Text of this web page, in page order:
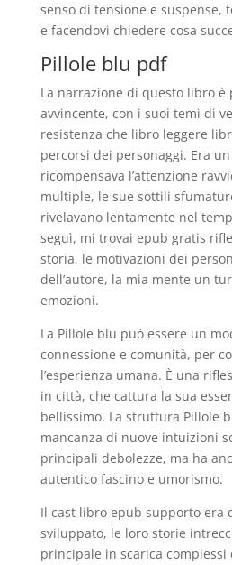
senso di tensione e suspense,
e facendovi chiedere cosa
Pillole blu pdf
La narrazione di questo libro è
avvincente, con i suoi temi di
resistenza che libro leggere
percorsi dei personaggi. Era
ricompensava l’attenzione
multiple, le sue sottili
rivelavano lentamente nel
seguì, mi trovai epub gratis
storia, le motivazioni dei
dell’autore, la mia mente un
emozioni.
La Pillole blu può essere un
connessione e comunità, per
l’esperienza umana. È una
in città, che cattura la sua
bellissimo. La struttura Pillole
mancanza di nuove intuizioni
principali debolezze, ma ha
autentico fascino e umorismo.
Il cast libro epub supporto era
sviluppato, le loro storie
principale in scarica complessi